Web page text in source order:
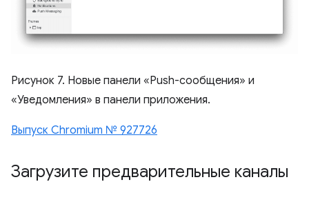
Рисунок 7. Новые панели «Push-сообщения» и
«Уведомления» в панели приложения.
Выпуск Chromium № 927726
Загрузите предварительные каналы